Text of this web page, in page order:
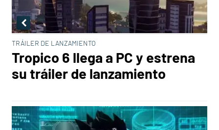
TRÁILER DE LANZAMIENTO
Tropico 6 llega a PC y estrena
su tráiler de lanzamiento